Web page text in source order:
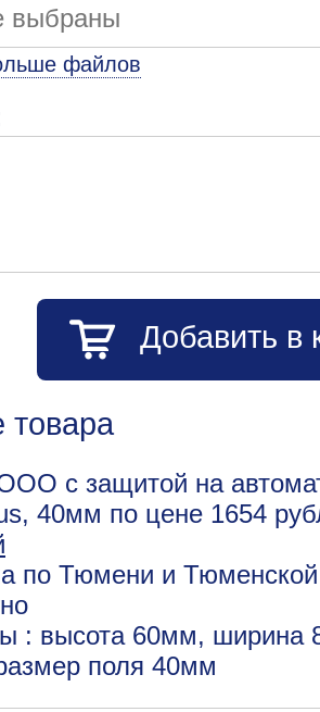
файлов
Добавить в
товара
с защитой на
40мм по цене 1654
по Тюмени и
: высота 60мм, ширина
поля 40мм